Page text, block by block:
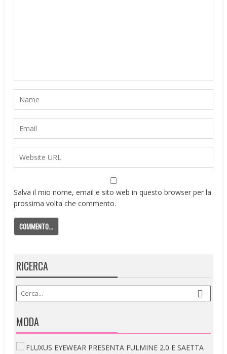
Salva il mio nome, email e sito web in questo browser per la
prossima volta che commento.
RICERCA
MODA